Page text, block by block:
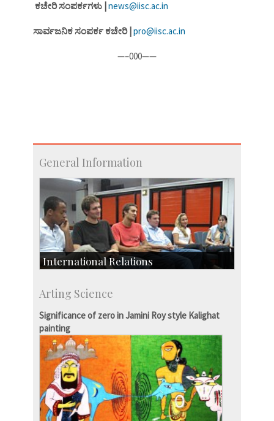
ಕಚೇರಿ ಸಂಪರ್ಕಗಳು |news@iisc.ac.in
ಸಾರ್ವಜನಿಕ ಸಂಪರ್ಕ ಕಚೇರಿ |pro@iisc.ac.in
—–000——
General Information
International Relations
Exchange Programmes
Arting Science
Significance of zero in Jamini Roy style Kalighat
painting